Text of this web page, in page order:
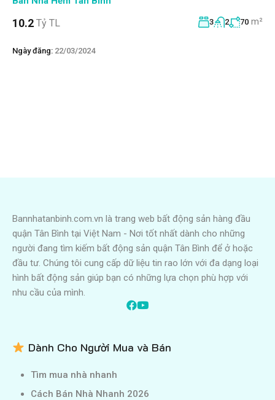
10.2 Tỷ TL 3 2 70 m²
Ngày đăng: 22/03/2024
Bannhatanbinh.com.vn là trang web bất động sản hàng đầu
quận Tân Bình tại Việt Nam - Nơi tốt nhất dành cho những
người đang tìm kiếm bất động sản quận Tân Bình để ở hoặc
đầu tư. Chúng tôi cung cấp dữ liệu tin rao lớn với đa dạng loại
hình bất động sản giúp bạn có những lựa chọn phù hợp với
nhu cầu của mình.
Dành Cho Người Mua và Bán
Tìm mua nhà nhanh
Cách Bán Nhà Nhanh 2026